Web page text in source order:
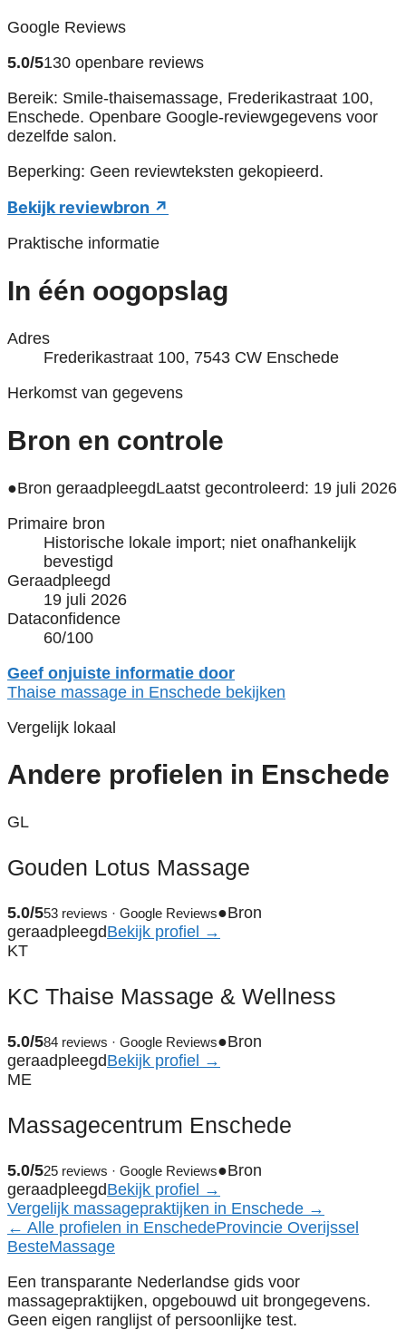
Google Reviews
5.0/5130 openbare reviews
Bereik: Smile-thaisemassage, Frederikastraat 100,
Enschede. Openbare Google-reviewgegevens voor
dezelfde salon.
Beperking: Geen reviewteksten gekopieerd.
Bekijk reviewbron ↗
Praktische informatie
In één oogopslag
Adres
Frederikastraat 100, 7543 CW Enschede
Herkomst van gegevens
Bron en controle
●Bron geraadpleegdLaatst gecontroleerd: 19 juli 2026
Primaire bron
Historische lokale import; niet onafhankelijk
bevestigd
Geraadpleegd
19 juli 2026
Dataconfidence
60/100
Geef onjuiste informatie door
Thaise massage in Enschede bekijken
Vergelijk lokaal
Andere profielen in Enschede
GL
Gouden Lotus Massage
5.0/553 reviews · Google Reviews●Bron
geraadpleegdBekijk profiel →
KT
KC Thaise Massage & Wellness
5.0/584 reviews · Google Reviews●Bron
geraadpleegdBekijk profiel →
ME
Massagecentrum Enschede
5.0/525 reviews · Google Reviews●Bron
geraadpleegdBekijk profiel →
Vergelijk massagepraktijken in Enschede →
← Alle profielen in EnschedeProvincie Overijssel
BesteMassage
Een transparante Nederlandse gids voor
massagepraktijken, opgebouwd uit brongegevens.
Geen eigen ranglijst of persoonlijke test.